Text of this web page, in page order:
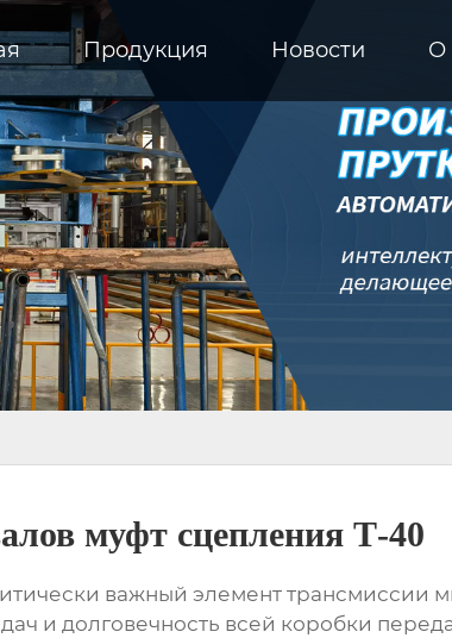
Продукция Новости О
муфт сцепления Т-40
важный элемент трансмиссии
и долговечность всей коробки